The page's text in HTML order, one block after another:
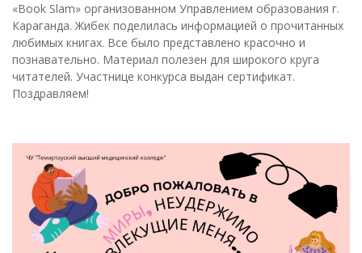
«Book Slam» организованном Управлением образования г.
Караганда. Жибек поделилась информацией о прочитанных
любимых книгах. Все было представлено красочно и
познавательно. Материал полезен для широкого круга
читателей. Участнице конкурса выдан сертификат.
Поздравляем!